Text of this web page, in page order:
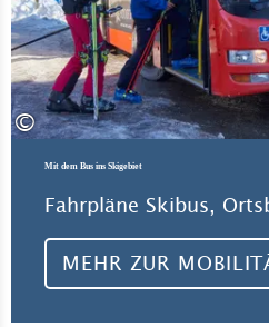
©
Mit dem Bus ins Skigebiet
Fahrpläne Skibus,
MEHR ZUR